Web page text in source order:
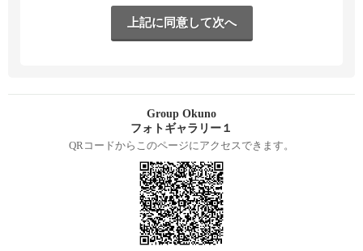
Group Okuno
フォトギャラリー１
QRコードからこのページにアクセスできます。